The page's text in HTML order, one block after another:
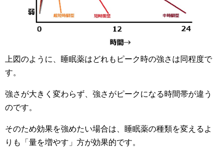
上図のように、睡眠薬はどれもピーク時の強さは同程度で
す。
強さが大きく変わらず、強さがピークになる時間帯が違う
のです。
そのため効果を強めたい場合は、睡眠薬の種類を変えるよ
りも「量を増やす」方が効果的です。